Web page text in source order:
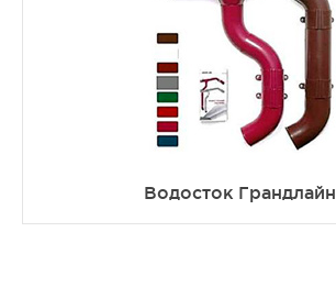
Водосток Грандлайн